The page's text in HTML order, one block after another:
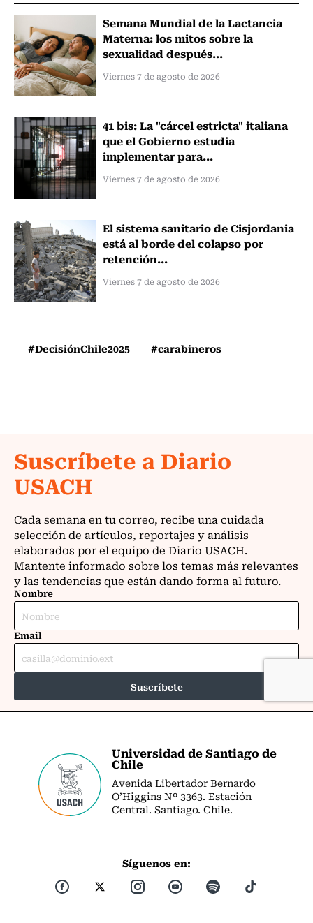
Semana Mundial de la Lactancia
Materna: los mitos sobre la
sexualidad después...
Viernes 7 de agosto de 2026
41 bis: La "cárcel estricta" italiana
que el Gobierno estudia
implementar para...
Viernes 7 de agosto de 2026
El sistema sanitario de Cisjordania
está al borde del colapso por
retención...
Viernes 7 de agosto de 2026
#DecisiónChile2025 #carabineros
Universidad de Santiago de
Chile
Avenida Libertador Bernardo
O’Higgins Nº 3363. Estación
Central. Santiago. Chile.
Síguenos en: